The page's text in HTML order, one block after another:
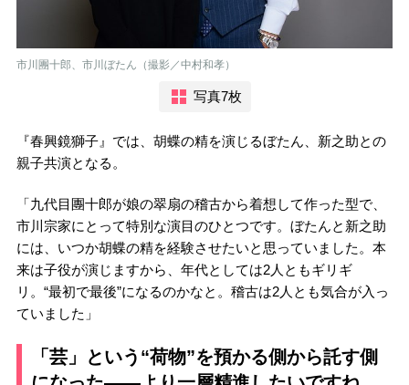
市川團十郎、市川ぼたん（撮影／中村和孝）
写真7枚
『春興鏡獅子』では、胡蝶の精を演じるぼたん、新之助との
親子共演となる。
「九代目團十郎が娘の翠扇の稽古から着想して作った型で、
市川宗家にとって特別な演目のひとつです。ぼたんと新之助
には、いつか胡蝶の精を経験させたいと思っていました。本
来は子役が演じますから、年代としては2人ともギリギ
リ。“最初で最後”になるのかなと。稽古は2人とも気合が入っ
ていました」
「芸」という“荷物”を預かる側から託す側